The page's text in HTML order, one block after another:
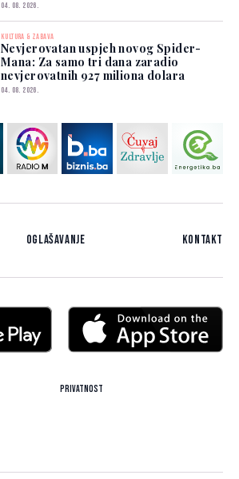
04. 08. 2026.
KULTURA & ZABAVA
Nevjerovatan uspjeh novog Spider-
Mana: Za samo tri dana zaradio
nevjerovatnih 927 miliona dolara
04. 08. 2026.
Oglašavanje Kontakt
Privatnost